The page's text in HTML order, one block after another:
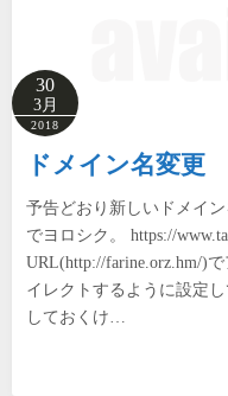
30
3月
2018
ドメイン名変更
予告どおり新しいドメイ
でヨロシク。 https://
URL(http://farine.orz.hm/)
イレクトするように設定
しておくけ…